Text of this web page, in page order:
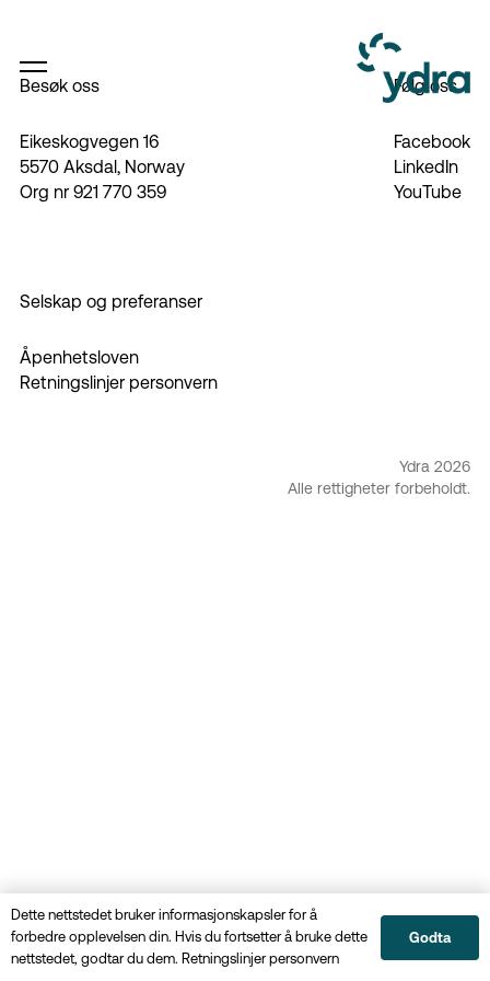
Besøk oss
Eikeskogvegen 16
5570 Aksdal, Norway
Org nr 921 770 359
Følg oss
Facebook
LinkedIn
YouTube
Selskap og preferanser
Åpenhetsloven
Retningslinjer personvern
Ydra 2026
Alle rettigheter forbeholdt.
Dette nettstedet bruker informasjonskapsler for å
forbedre opplevelsen din. Hvis du fortsetter å bruke dette
nettstedet, godtar du dem. Retningslinjer personvern
Godta